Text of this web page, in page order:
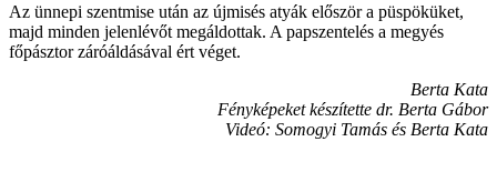
Az ünnepi szentmise után az újmisés atyák először a püspöküket,
majd minden jelenlévőt megáldottak. A papszentelés a megyés
főpásztor záróáldásával ért véget.
Berta Kata
Fényképeket készítette dr. Berta Gábor
Videó: Somogyi Tamás és Berta Kata